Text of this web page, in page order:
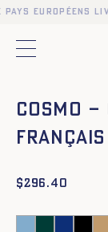
Cosmo
français
$296.40